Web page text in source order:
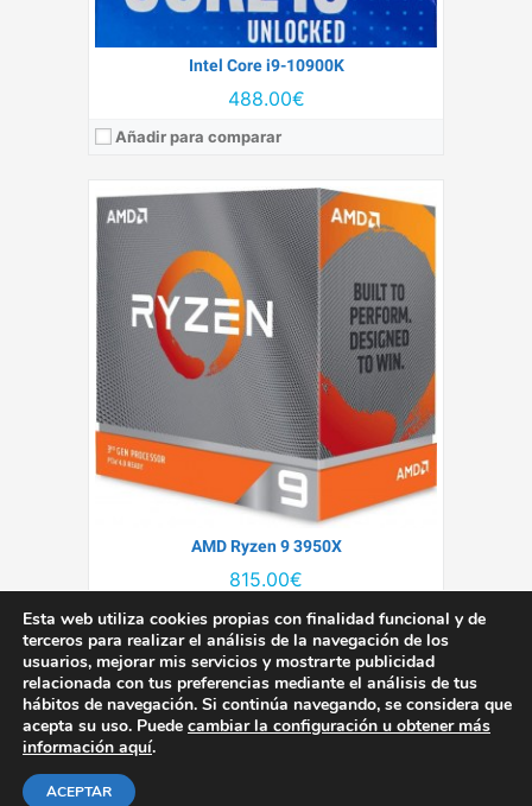
Intel Core i9-10900K
488.00€
Añadir para comparar
AMD Ryzen 9 3950X
815.00€
Añadir para comparar
© Copyright 2026 · Todos los derechos reservados · Diseñada
porProfesional Review
Aviso Legal
Esta web utiliza cookies propias con finalidad funcional y de
terceros para realizar el análisis de la navegación de los
usuarios, mejorar mis servicios y mostrarte publicidad
relacionada con tus preferencias mediante el análisis de tus
hábitos de navegación. Si continúa navegando, se considera que
acepta su uso. Puede cambiar la configuración u obtener más
información aquí.
ACEPTAR